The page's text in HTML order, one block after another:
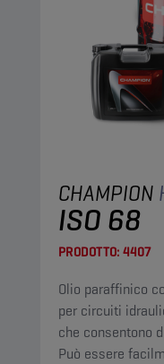
CHAMPION
ISO 68
PRODOTTO: 4407
Olio paraffinico
per circuiti
che consentono
Può essere